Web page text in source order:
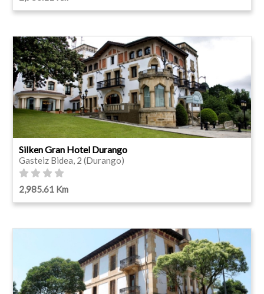
Silken Gran Hotel Durango
Gasteiz Bidea, 2 (Durango)
2,985.61 Km